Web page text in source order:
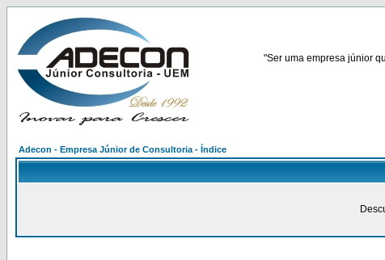
"Ser uma empresa júnior
Adecon - Empresa Júnior de Consultoria - Índice